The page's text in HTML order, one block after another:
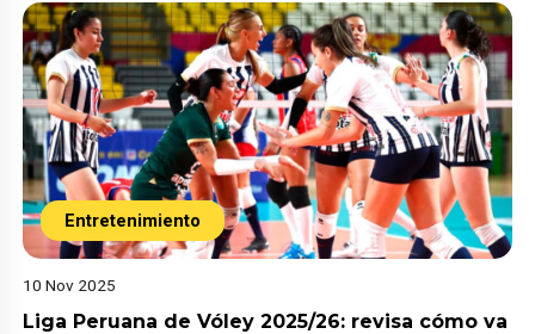
Entretenimiento
10 Nov 2025
Liga Peruana de Vóley 2025/26: revisa cómo va